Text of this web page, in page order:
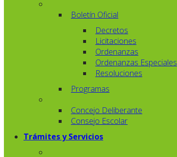
Boletín Oficial
Decretos
Licitaciones
Ordenanzas
Ordenanzas Especiales
Resoluciones
Programas
Concejo Deliberante
Consejo Escolar
Trámites y Servicios